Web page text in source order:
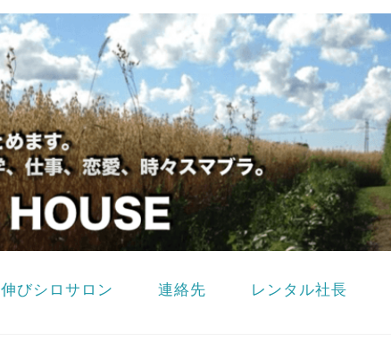
伸びシロサロン 連絡先 レンタル社長